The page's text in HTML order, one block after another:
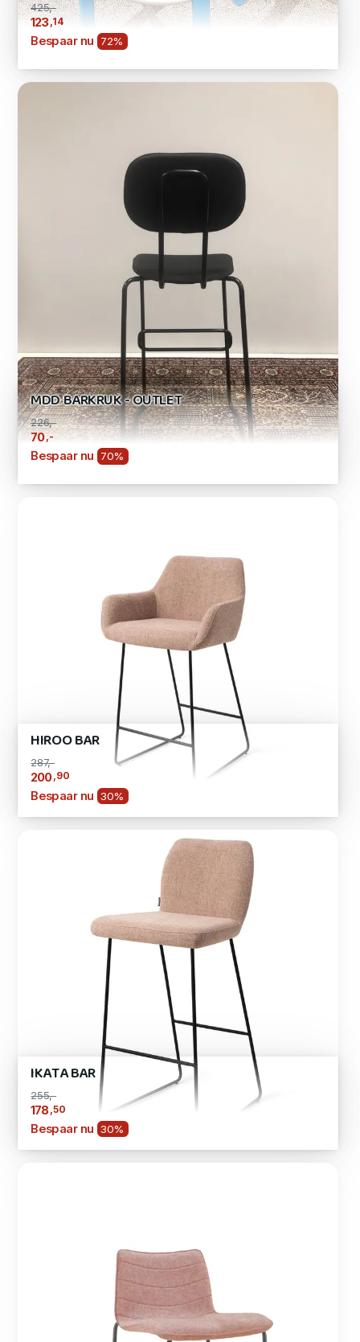
425,-
123 ,14
Bespaar nu 72%
MDD BARKRUK - OUTLET
226,-
70,-
Bespaar nu 70%
HIROO BAR
287,-
200,90
Bespaar nu 30%
IKATA BAR
255,-
178 ,50
Bespaar nu 30%